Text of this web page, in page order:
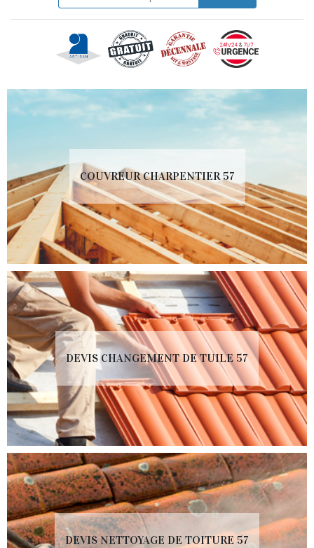
COUVREUR CHARPENTIER 57
DEVIS CHANGEMENT DE TUILE 57
DEVIS NETTOYAGE DE TOITURE 57